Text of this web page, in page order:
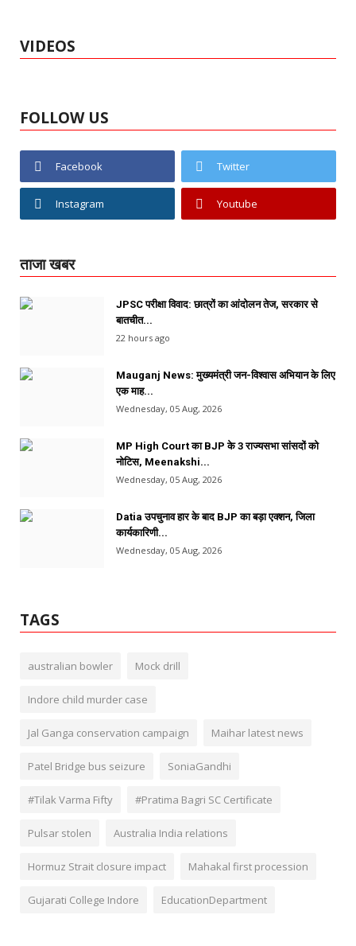
VIDEOS
FOLLOW US
Facebook Twitter
Instagram Youtube
ताजा खबर
JPSC परीक्षा विवाद: छात्रों का आंदोलन तेज, सरकार से
बातचीत...
22 hours ago
Mauganj News: मुख्यमंत्री जन-विश्वास अभियान के लिए
एक माह...
Wednesday, 05 Aug, 2026
MP High Court का BJP के 3 राज्यसभा सांसदों को
नोटिस, Meenakshi...
Wednesday, 05 Aug, 2026
Datia उपचुनाव हार के बाद BJP का बड़ा एक्शन, जिला
कार्यकारिणी...
Wednesday, 05 Aug, 2026
TAGS
australian bowler Mock drill
Indore child murder case
Jal Ganga conservation campaign Maihar latest news
Patel Bridge bus seizure SoniaGandhi
#Tilak Varma Fifty #Pratima Bagri SC Certificate
Pulsar stolen Australia India relations
Hormuz Strait closure impact Mahakal first procession
Gujarati College Indore EducationDepartment